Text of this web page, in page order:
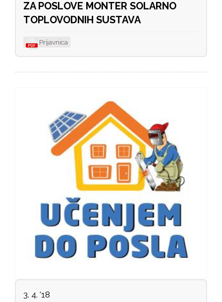
ZA POSLOVE MONTER SOLARNO
TOPLOVODNIH SUSTAVA
Prijavnica
3. 4. '18